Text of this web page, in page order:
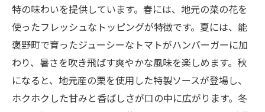
特の味わいを提供しています。春には、地元の菜の花を
使ったフレッシュなトッピングが特徴です。夏には、能
褒野町で育ったジューシーなトマトがハンバーガーに加
わり、暑さを吹き飛ばす爽やかな風味を楽しめます。秋
になると、地元産の栗を使用した特製ソースが登場し、
ホクホクした甘みと香ばしさが口の中に広がります。冬